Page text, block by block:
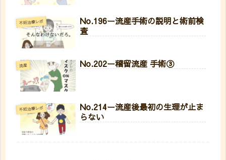
不妊治療レポ
No.196ー流産手術の説明と術前検
査
流産 No.202ー稽留流産 手術③
不妊治療レポ
No.214ー流産後最初の生理が止ま
らない